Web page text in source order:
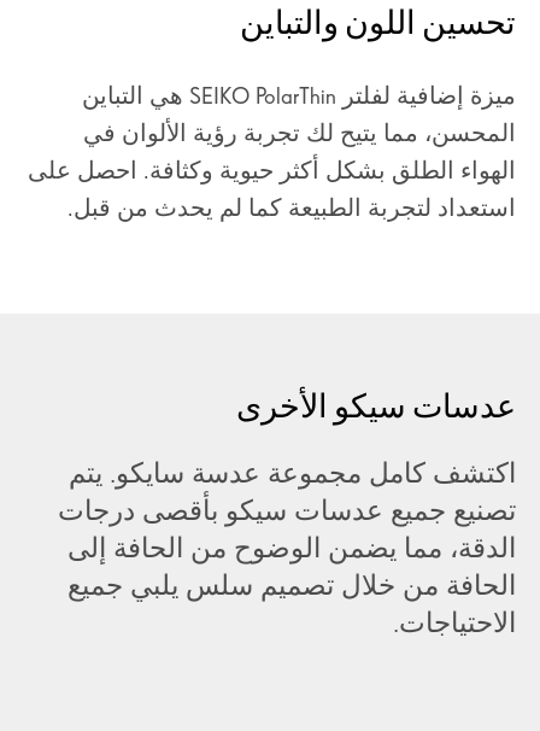
تحسين اللون والتباين
ميزة إضافية لفلتر SEIKO PolarThin هي التباين
المحسن، مما يتيح لك تجربة رؤية الألوان في
الهواء الطلق بشكل أكثر حيوية وكثافة. احصل على
استعداد لتجربة الطبيعة كما لم يحدث من قبل.
عدسات سيكو الأخرى
اكتشف كامل مجموعة عدسة سايكو. يتم
تصنيع جميع عدسات سيكو بأقصى درجات
الدقة، مما يضمن الوضوح من الحافة إلى
الحافة من خلال تصميم سلس يلبي جميع
الاحتياجات.